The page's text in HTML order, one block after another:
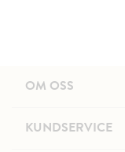
OM OSS
KUNDSERVICE